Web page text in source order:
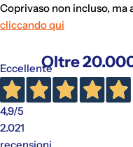
Coprivaso non incluso,
cliccando qui
Oltre
Eccellente
4,9/5
2.021
recensioni